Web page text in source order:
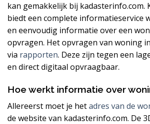
kan gemakkelijk bij kadasterinfo.com.
biedt een complete informatieservice
en eenvoudig informatie over een
opvragen. Het opvragen van woning
via rapporten. Deze zijn tegen een
en direct digitaal opvraagbaar.
Hoe werkt informatie over
Allereerst moet je hetadres van de
de website van kadasterinfo.com. De